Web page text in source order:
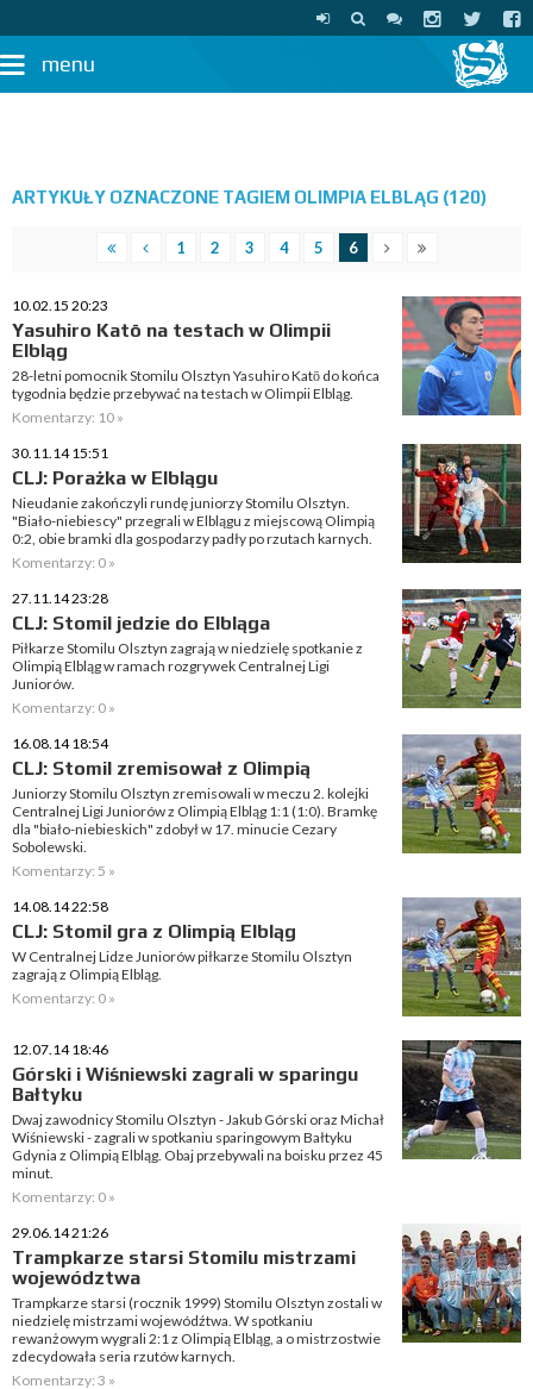
menu
ARTYKUŁY OZNACZONE TAGIEM OLIMPIA ELBLĄG (120)
1 2 3 4 5 6
10.02.15 20:23
Yasuhiro Katō na testach w Olimpii
Elbląg
28-letni pomocnik Stomilu Olsztyn Yasuhiro Katō do końca
tygodnia będzie przebywać na testach w Olimpii Elbląg.
Komentarzy: 10 »
30.11.14 15:51
CLJ: Porażka w Elblągu
Nieudanie zakończyli rundę juniorzy Stomilu Olsztyn.
"Biało-niebiescy" przegrali w Elblągu z miejscową Olimpią
0:2, obie bramki dla gospodarzy padły po rzutach karnych.
Komentarzy: 0 »
27.11.14 23:28
CLJ: Stomil jedzie do Elbląga
Piłkarze Stomilu Olsztyn zagrają w niedzielę spotkanie z
Olimpią Elbląg w ramach rozgrywek Centralnej Ligi
Juniorów.
Komentarzy: 0 »
16.08.14 18:54
CLJ: Stomil zremisował z Olimpią
Juniorzy Stomilu Olsztyn zremisowali w meczu 2. kolejki
Centralnej Ligi Juniorów z Olimpią Elbląg 1:1 (1:0). Bramkę
dla "biało-niebieskich" zdobył w 17. minucie Cezary
Sobolewski.
Komentarzy: 5 »
14.08.14 22:58
CLJ: Stomil gra z Olimpią Elbląg
W Centralnej Lidze Juniorów piłkarze Stomilu Olsztyn
zagrają z Olimpią Elbląg.
Komentarzy: 0 »
12.07.14 18:46
Górski i Wiśniewski zagrali w sparingu
Bałtyku
Dwaj zawodnicy Stomilu Olsztyn - Jakub Górski oraz Michał
Wiśniewski - zagrali w spotkaniu sparingowym Bałtyku
Gdynia z Olimpią Elbląg. Obaj przebywali na boisku przez 45
minut.
Komentarzy: 0 »
29.06.14 21:26
Trampkarze starsi Stomilu mistrzami
województwa
Trampkarze starsi (rocznik 1999) Stomilu Olsztyn zostali w
niedzielę mistrzami wojewódźtwa. W spotkaniu
rewanżowym wygrali 2:1 z Olimpią Elbląg, a o mistrzostwie
zdecydowała seria rzutów karnych.
Komentarzy: 3 »